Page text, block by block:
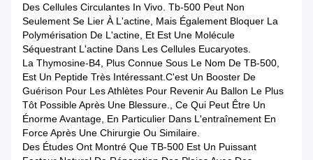
Des Cellules Circulantes In Vivo. Tb-500 Peut Non
Seulement Se Lier À L'actine, Mais Également Bloquer La
Polymérisation De L'actine, Et Est Une Molécule
Séquestrant L'actine Dans Les Cellules Eucaryotes.
La Thymosine-Β4, Plus Connue Sous Le Nom De TB-500,
Est Un Peptide Très Intéressant.C'est Un Booster De
Guérison Pour Les Athlètes Pour Revenir Au Ballon Le Plus
Tôt Possible Après Une Blessure., Ce Qui Peut Être Un
Énorme Avantage, En Particulier Dans L'entraînement En
Force Après Une Chirurgie Ou Similaire.
Des Études Ont Montré Que TB-500 Est Un Puissant